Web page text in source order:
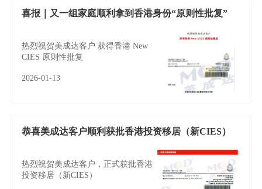
喜报｜又一组家庭顺利拿到香港身份“原则性批复”
热烈祝贺美成达客户 获得香港 New
CIES 原则性批复
2026-01-13
恭喜美成达客户顺利获批香港投资移居（新CIES）
热烈祝贺美成达客户，正式获批香港
投资移居（新CIES）